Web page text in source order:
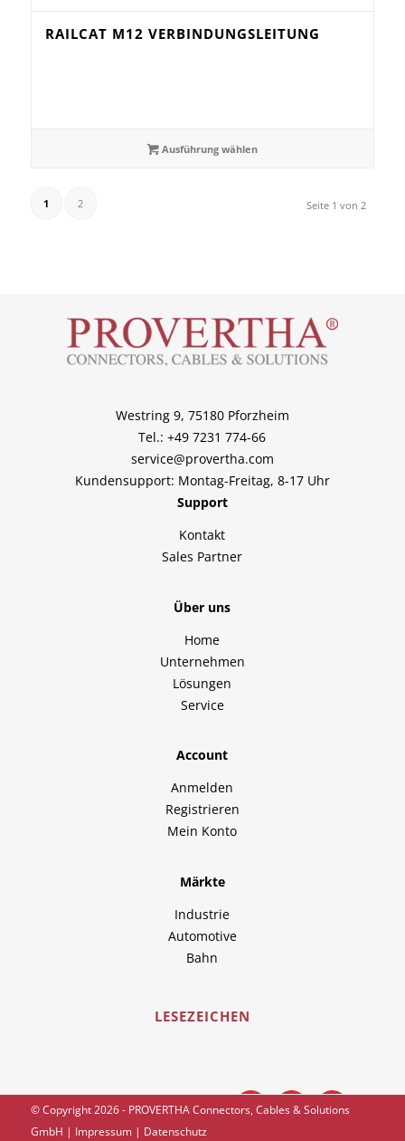
RAILCAT M12 VERBINDUNGSLEITUNG
Ausführung wählen
Seite 1 von 2
1 2
Westring 9, 75180 Pforzheim
Tel.: +49 7231 774-66
service@provertha.com
Kundensupport: Montag-Freitag, 8-17 Uhr
Support
Kontakt
Sales Partner
Über uns
Home
Unternehmen
Lösungen
Service
Account
Anmelden
Registrieren
Mein Konto
Märkte
Industrie
Automotive
Bahn
Besuchen Sie uns auch hier:
LESEZEICHEN
© Copyright 2026 - PROVERTHA Connectors, Cables & Solutions
GmbH | Impressum| Datenschutz